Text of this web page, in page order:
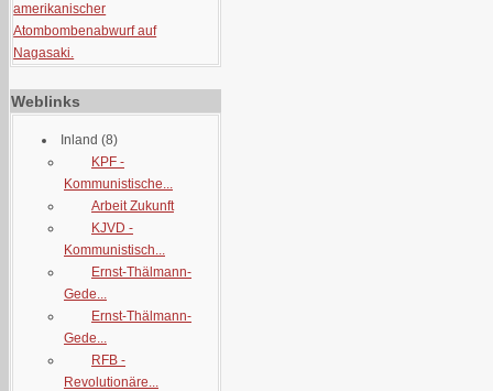
amerikanischer
Atombombenabwurf auf
Nagasaki.
Weblinks
Inland (8)
KPF -
Kommunistische...
Arbeit Zukunft
KJVD -
Kommunistisch...
Ernst-Thälmann-
Gede...
Ernst-Thälmann-
Gede...
RFB -
Revolutionäre...